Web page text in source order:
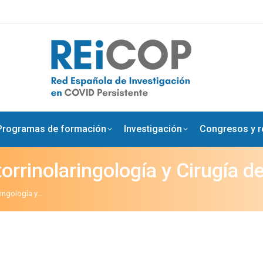
de formación Investigación Congresos y
y Cirugía
y…